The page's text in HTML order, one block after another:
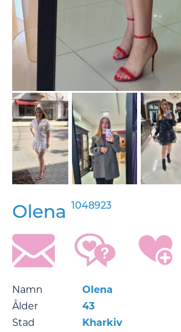
Olena 1048923
Namn
Olena
Ålder
43
Stad
Kharkiv